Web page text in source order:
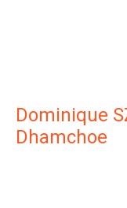
Dominique
Dhamchoe